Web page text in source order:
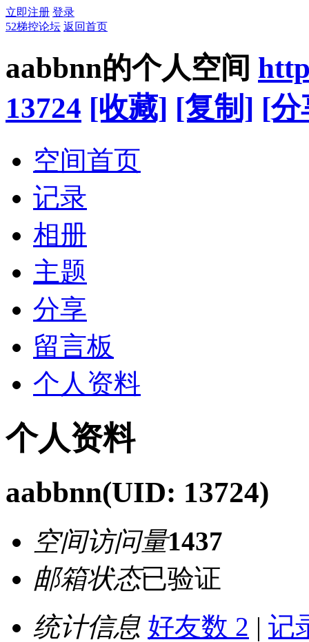
立即注册 登录
52梯控论坛 返回首页
aabbnn的个人空间
13724 [收藏] [复制] [分
空间首页
记录
相册
主题
分享
留言板
个人资料
个人资料
aabbnn(UID: 13724)
空间访问量1437
邮箱状态已验证
统计信息 好友数 2 | 记